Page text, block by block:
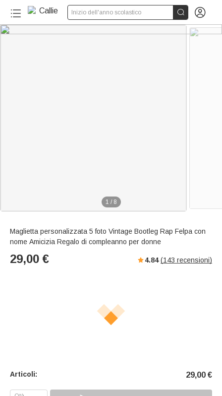
Inizio dell'anno scolastico  
1 / 8
Maglietta personalizzata 5 foto Vintage Bootleg Rap Felpa con
nome Amicizia Regalo di compleanno per donne
29,00 € 4.84 (143 recensioni)
Articoli: 29,00 €